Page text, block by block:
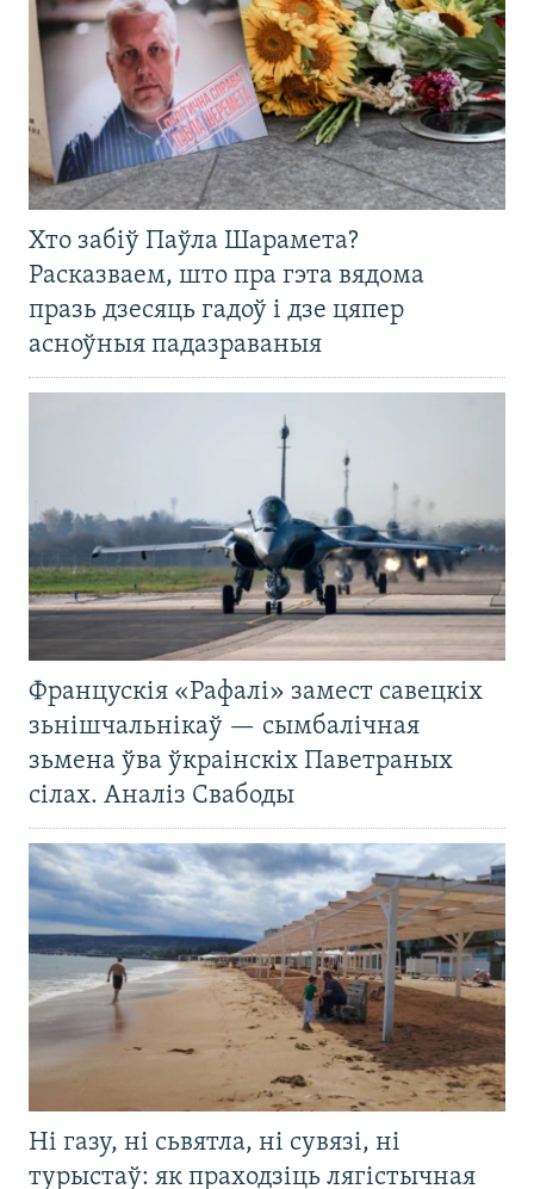
Хто забіў Паўла Шарамета?
Расказваем, што пра гэта вядома
празь дзесяць гадоў і дзе цяпер
асноўныя падазраваныя
Францускія «Рафалі» замест савецкіх
зьнішчальнікаў — сымбалічная
зьмена ўва ўкраінскіх Паветраных
сілах. Аналіз Свабоды
Ні газу, ні сьвятла, ні сувязі, ні
турыстаў: як праходзіць лягістычная